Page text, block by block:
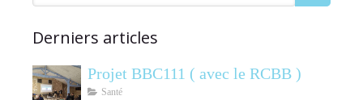
Derniers articles
Projet BBC111 ( avec le RCBB )
Santé